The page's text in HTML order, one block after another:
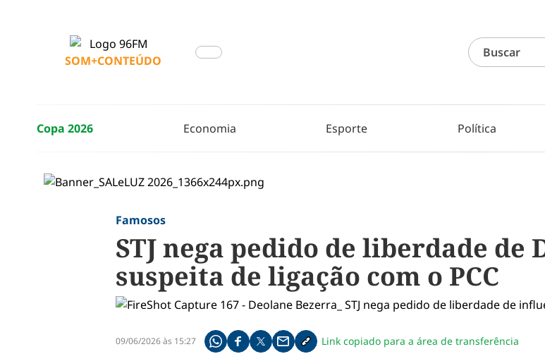
SOM+CONTEÚDO
Copa 2026 Economia Esporte Política
Famosos
STJ nega pedido de liberdade de
suspeita de ligação com o PCC
09/06/2026 às 15:27 Compartilhe pelo whatsapp
Compartilhar no facebook
Compartilhar no twitter
Compartilhe pelo email
Copiar link da notícia
Link copiado para a área de transferência